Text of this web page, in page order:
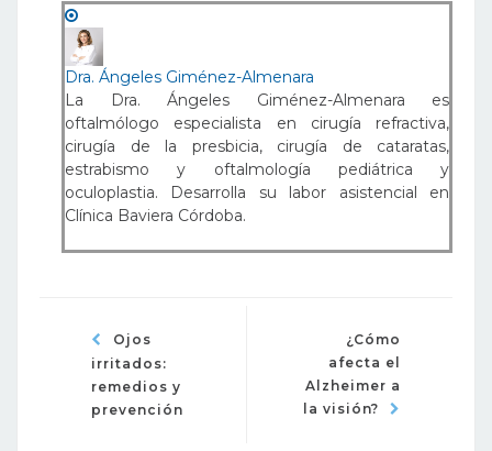
Dra. Ángeles Giménez-Almenara
La Dra. Ángeles Giménez-Almenara es
oftalmólogo especialista en cirugía refractiva,
cirugía de la presbicia, cirugía de cataratas,
estrabismo y oftalmología pediátrica y
oculoplastia. Desarrolla su labor asistencial en
Clínica Baviera Córdoba.
Ojos
irritados:
remedios y
prevención
¿Cómo
afecta el
Alzheimer a
la visión?